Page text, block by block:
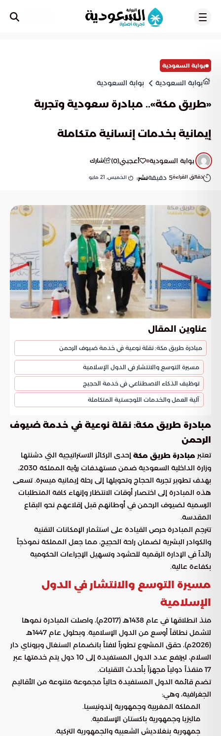
بوابة السعودية
بوابة السعودية بوابة السعودية
«طريق مكة».. مبادرة سعودية وتجربة
إيمانية بخدمات إنسانية متكاملة
بوابة السعودية أعجبني(
0
) شارك
دقائق القراءة5 دقيقةنشر: الخميس, 21 مايو
عناوين المقال
مبادرة طريق مكة: نقلة نوعية في خدمة ضيوف الرحمن
مسيرة التوسع والانتشار في الدول الإسلامية
توظيف الذكاء الاصطناعي في خدمة الحجيج
آلية العمل والخدمات اللوجستية المتكاملة
مبادرة طريق مكة: نقلة نوعية في خدمة ضيوف
الرحمن
تعتبر مبادرة طريق مكة إحدى الركائز الاستراتيجية التي دشنتها
وزارة الداخلية السعودية ضمن مستهدفات رؤية المملكة 2030،
بهدف تطوير تجربة الحجاج وتحويلها إلى رحلة إيمانية ميسرة. تسعى
هذه المبادرة إلى اختصار أوقات الانتظار وإنهاء كافة المتطلبات
الرسمية لضيوف الرحمن في أوطانهم قبل إقلاعهم نحو البقاع
المقدسة.
تترجم المبادرة حرص القيادة على استثمار الإمكانات التقنية
والكوادر البشرية لضمان راحة الحجيج، مما جعل المملكة نموذجاً
رائداً في الإدارة الرقمية للحشود وتسهيل الإجراءات الحكومية
بكفاءة عالية.
مسيرة التوسع والانتشار في الدول
الإسلامية
منذ انطلاقها في عام 1438هـ (2017م)، واصلت المبادرة نموها
لتشمل نطاقاً أوسع من الدول الإسلامية. وبحلول عام 1447هـ
(2026م)، حقق المشروع تطوراً لافتاً بانضمام السنغال وبروناي دار
السلام، ليرتفع عدد الدول المستفيدة إلى 10 دول يتم خدمتها عبر
17 منفذاً دولياً مجهزاً بأحدث التقنيات.
تضم قائمة الدول المستفيدة حالياً مجموعة متنوعة من الأقاليم
الجغرافية، وهي:
المملكة المغربية وجمهورية إندونيسيا.
ماليزيا وجمهورية باكستان الإسلامية.
جمهورية بنغلاديش الشعبية والجمهورية التركية.